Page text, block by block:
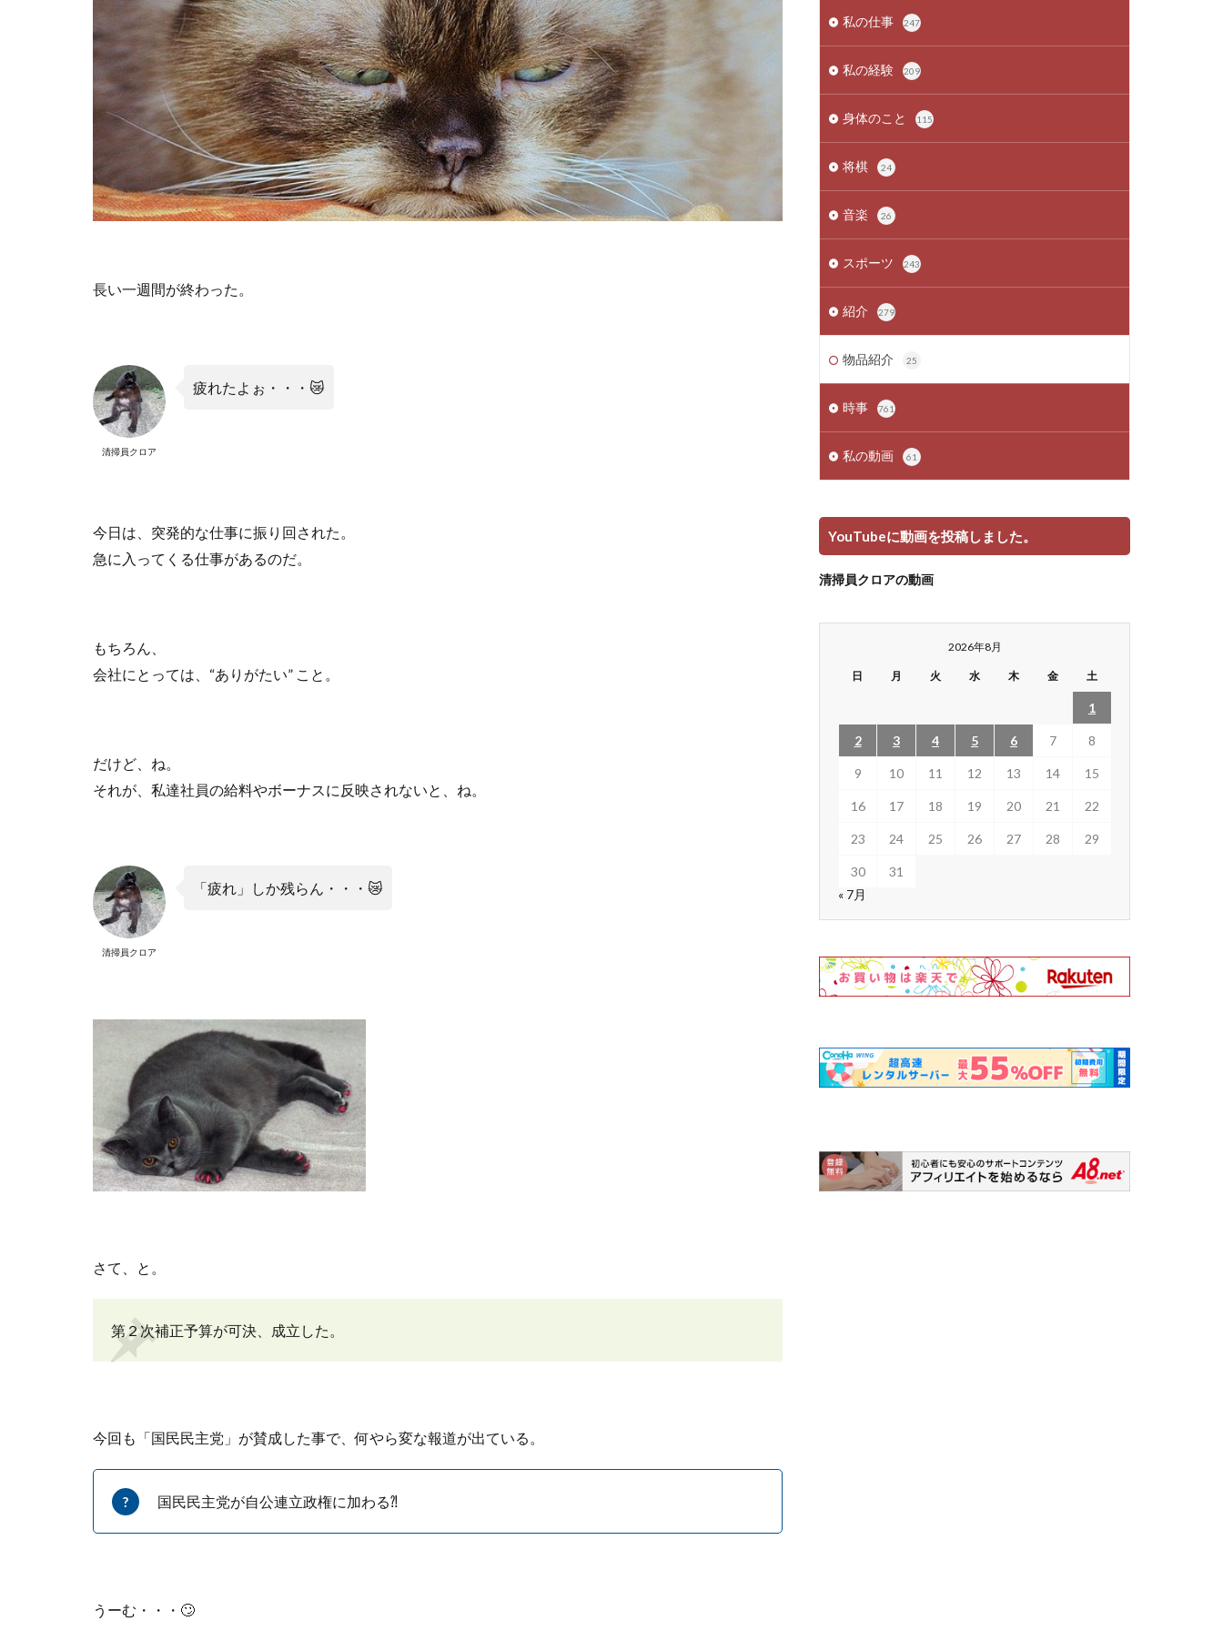
長い一週間が終わった。
清掃員クロア
疲れたよぉ・・・ 😿
今日は、突発的な仕事に振り回された。
急に入ってくる仕事があるのだ。
もちろん、
会社にとっては、 “ありがたい” こと。
だけど、ね。
それが、私達社員の給料やボーナスに反映されないと、ね。
清掃員クロア
「疲れ」しか残らん・・・ 😿
さて、と。
第２次補正予算が可決、成立した。
今回も「国民民主党」が賛成した事で、何やら変な報道が出ている。
国民民主党が自公連立政権に加わる⁈
うーむ・・・ 🙄
私の仕事 247
私の経験 209
身体のこと 115
将棋 24
音楽 26
スポーツ 243
紹介 279
物品紹介 25
時事 761
私の動画 61
YouTubeに動画を投稿しました。
清掃員クロアの動画
2026年8月
日 月 火 水 木 金 土
1
2 3 4 5 6 7 8
9 10 11 12 13 14 15
16 17 18 19 20 21 22
23 24 25 26 27 28 29
30
31
« 7月